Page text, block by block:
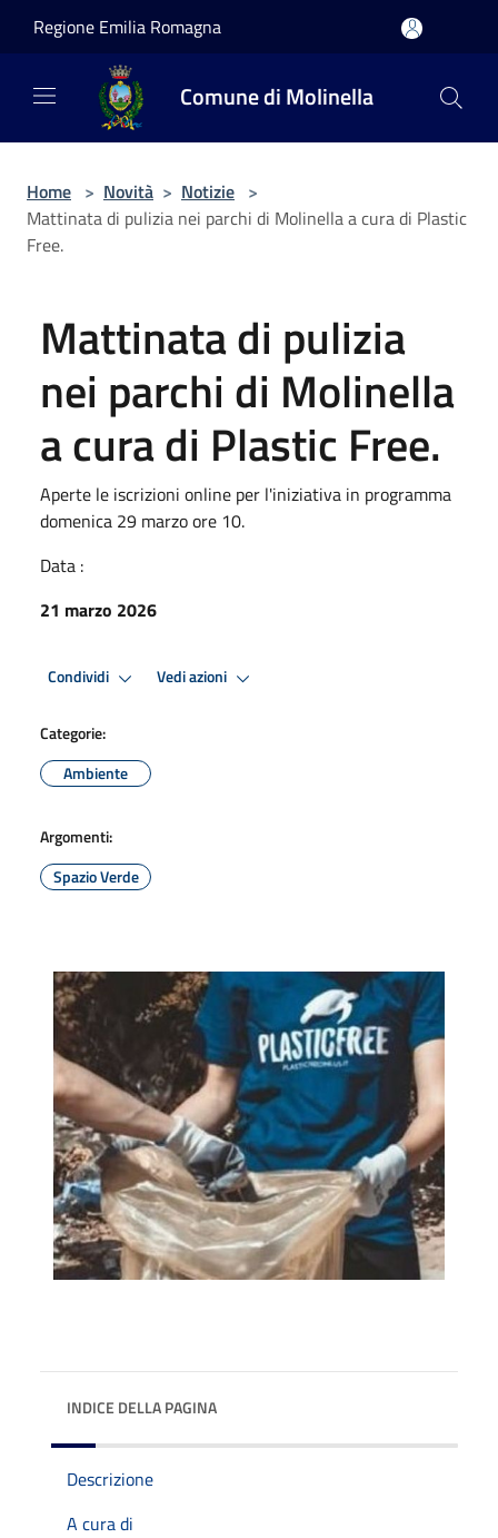
Regione Emilia Romagna
Comune di Molinella
Home > Novità > Notizie >
Mattinata di pulizia nei parchi di Molinella a cura di Plastic
Free.
Mattinata di pulizia
nei parchi di Molinella
a cura di Plastic Free.
Aperte le iscrizioni online per l'iniziativa in programma
domenica 29 marzo ore 10.
Data :
21 marzo 2026
Condividi Vedi azioni
Categorie:
Ambiente
Argomenti:
Spazio Verde
INDICE DELLA PAGINA
Descrizione
A cura di